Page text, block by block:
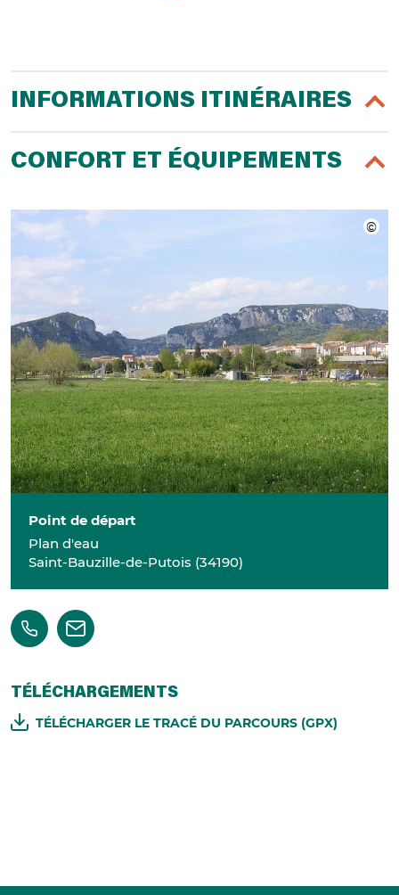
INFORMATIONS ITINÉRAIRES
CONFORT ET ÉQUIPEMENTS
Point de départ
Plan d'eau
Saint-Bauzille-de-Putois (34190)
TÉLÉCHARGEMENTS
TÉLÉCHARGER LE TRACÉ DU PARCOURS (GPX)